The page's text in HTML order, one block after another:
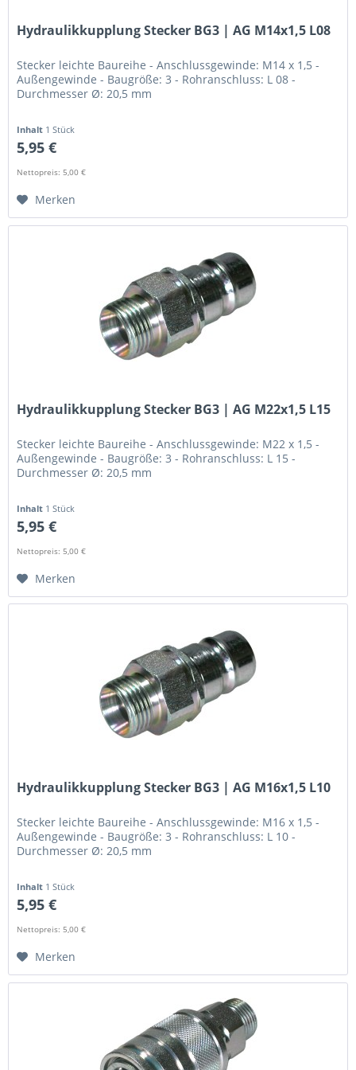
Hydraulikkupplung Stecker BG3 | AG M14x1,5 L08
Stecker leichte Baureihe - Anschlussgewinde: M14 x 1,5 -
Außengewinde - Baugröße: 3 - Rohranschluss: L 08 -
Durchmesser Ø: 20,5 mm
Inhalt 1 Stück
5,95 €
Nettopreis: 5,00 €
Merken
Hydraulikkupplung Stecker BG3 | AG M22x1,5 L15
Stecker leichte Baureihe - Anschlussgewinde: M22 x 1,5 -
Außengewinde - Baugröße: 3 - Rohranschluss: L 15 -
Durchmesser Ø: 20,5 mm
Inhalt 1 Stück
5,95 €
Nettopreis: 5,00 €
Merken
Hydraulikkupplung Stecker BG3 | AG M16x1,5 L10
Stecker leichte Baureihe - Anschlussgewinde: M16 x 1,5 -
Außengewinde - Baugröße: 3 - Rohranschluss: L 10 -
Durchmesser Ø: 20,5 mm
Inhalt 1 Stück
5,95 €
Nettopreis: 5,00 €
Merken